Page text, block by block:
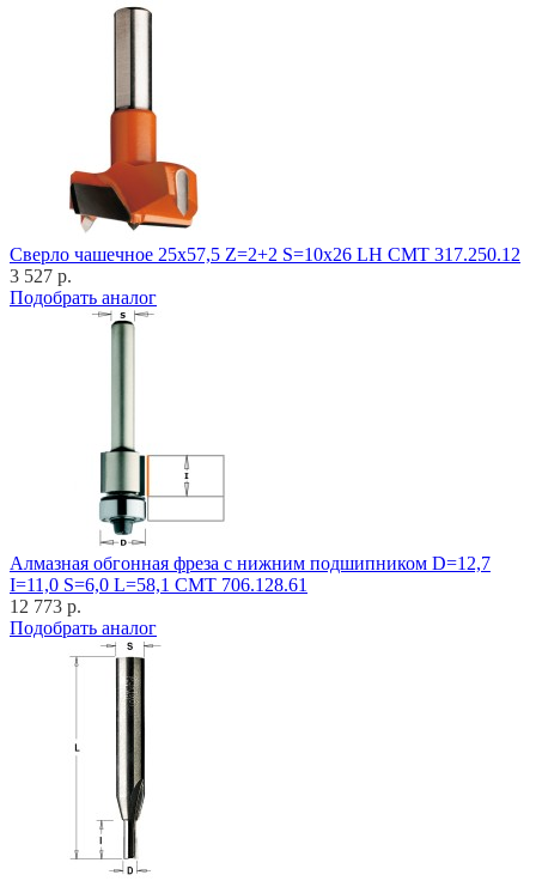
Cверло чашечное 25x57,5 Z=2+2 S=10x26 LH CMT 317.250.12
3 527 р.
Подобрать аналог
Алмазная обгонная фреза с нижним подшипником D=12,7
I=11,0 S=6,0 L=58,1 CMT 706.128.61
12 773 р.
Подобрать аналог